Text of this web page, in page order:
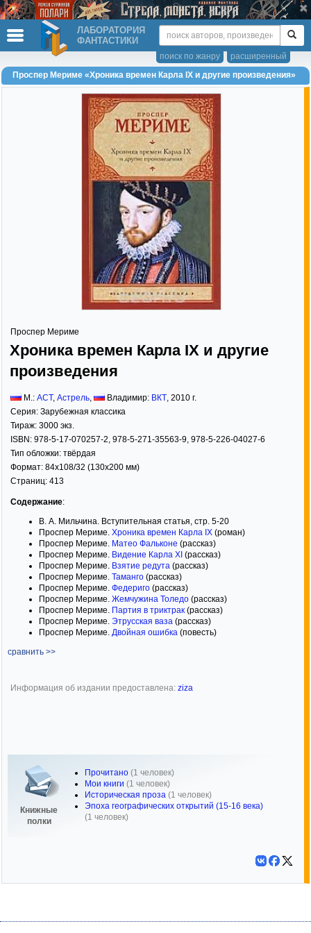
ЛАБОРАТОРИЯ
ФАНТАСТИКИ
расширенный
поиск по жанру
Проспер Мериме «Хроника времен Карла IX и другие произведения»
Проспер Мериме
Хроника времен Карла IX и другие
произведения
М.: АСТ, Астрель, Владимир: ВКТ, 2010 г.
Серия: Зарубежная классика
Тираж: 3000 экз.
ISBN: 978-5-17-070257-2, 978-5-271-35563-9, 978-5-226-04027-6
Тип обложки: твёрдая
Формат: 84x108/32 (130x200 мм)
Страниц: 413
Содержание:
В. А. Мильчина. Вступительная статья, стр. 5-20
Проспер Мериме. Хроника времен Карла IX (роман)
Проспер Мериме. Матео Фальконе (рассказ)
Проспер Мериме. Видение Карла XI (рассказ)
Проспер Мериме. Взятие редута (рассказ)
Проспер Мериме. Таманго (рассказ)
Проспер Мериме. Федериго (рассказ)
Проспер Мериме. Жемчужина Толедо (рассказ)
Проспер Мериме. Партия в триктрак (рассказ)
Проспер Мериме. Этрусская ваза (рассказ)
Проспер Мериме. Двойная ошибка (повесть)
сравнить >>
Информация об издании предоставлена: ziza
Книжные
полки
Прочитано (1 человек)
Мои книги (1 человек)
Историческая проза (1 человек)
Эпоха географических открытий (15-16 века)
(1 человек)